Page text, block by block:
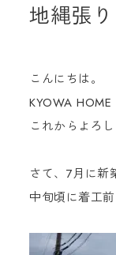
地縄張
こんにちは。
KYOWA
これからよろ
さて、7月に新
中旬頃に着工